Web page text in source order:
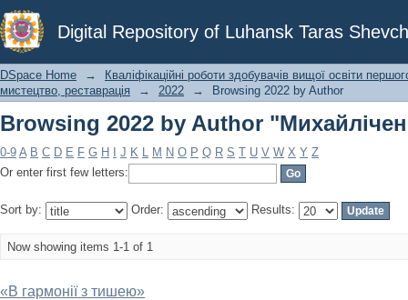
Digital Repository of Luhansk Taras
Browsing 2022 by Author
DSpace Home →
Кваліфікаційні роботи здобувачів вищої освіти
мистецтво, реставрація
→ 2022 → Browsing 2022 by Author
Browsing 2022 by Author
0-9 A B C D E F G H J K L M N O P Q R S T U V W X Y Z
Or enter first few letters:
Sort by: Order: Results:
Now showing items 1-1 of 1
«В гармонії з тишею»